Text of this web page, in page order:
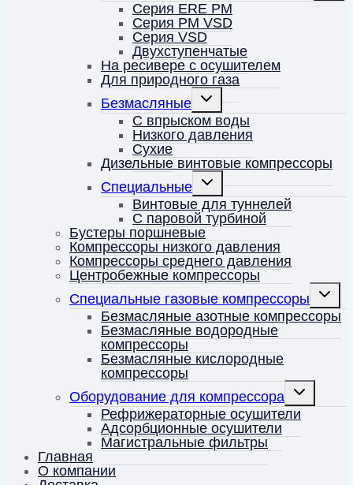
Серия ERE PM
Серия PM VSD
Серия VSD
Двухступенчатые
На ресивере с осушителем
Для природного газа
Безмасляные
Переключить
дочернее
меню
С впрыском воды
Низкого давления
Сухие
Дизельные винтовые компрессоры
Специальные
Переключить
дочернее
меню
Винтовые для туннелей
С паровой турбиной
Бустеры поршневые
Компрессоры низкого давления
Компрессоры среднего давления
Центробежные компрессоры
Специальные газовые компрессоры
меню
Безмасляные азотные компрессоры
Безмасляные водородные
компрессоры
Безмасляные кислородные
компрессоры
Оборудование для компрессора
Переключить
меню
Рефрижераторные осушители
Адсорбционные осушители
Магистральные фильтры
Главная
О компании